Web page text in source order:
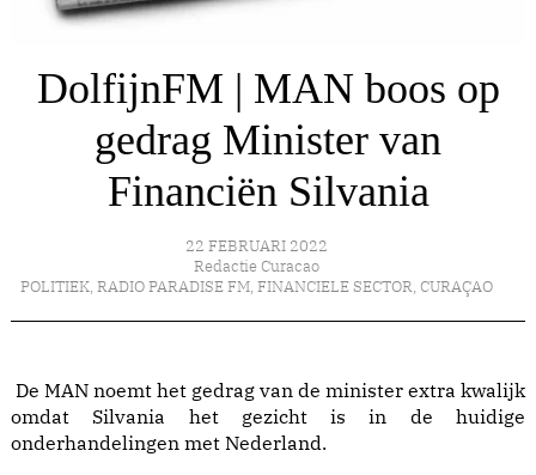
DolfijnFM | MAN boos op
gedrag Minister van
Financiën Silvania
22 FEBRUARI 2022
Redactie Curacao
POLITIEK, RADIO PARADISE FM, FINANCIELE SECTOR, CURAÇAO
De MAN noemt het gedrag van de minister extra kwalijk
omdat Silvania het gezicht is in de huidige
onderhandelingen met Nederland.